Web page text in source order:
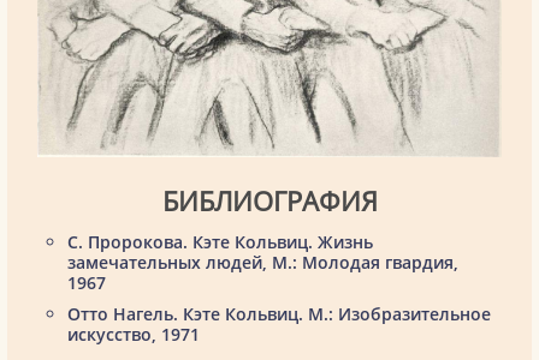
БИБЛИОГРАФИЯ
С. Пророкова. Кэте Кольвиц. Жизнь
замечательных людей, М.: Молодая гвардия,
1967
Отто Нагель. Кэте Кольвиц. М.: Изобразительное
искусство, 1971